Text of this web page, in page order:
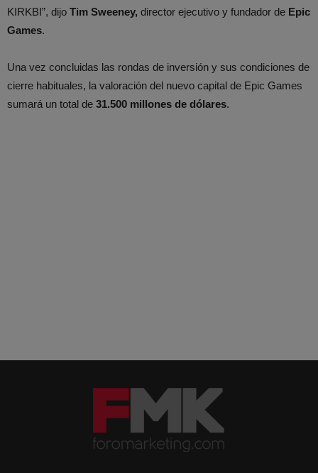
KIRKBI”, dijo Tim Sweeney, director ejecutivo y fundador de Epic
Games.
Una vez concluidas las rondas de inversión y sus condiciones de
cierre habituales, la valoración del nuevo capital de Epic Games
sumará un total de 31.500 millones de dólares.